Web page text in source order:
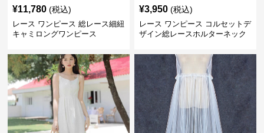
¥11,780 (税込)
レース ワンピース 総レース細紐
キャミロングワンピース
¥3,950 (税込)
レース ワンピース コルセットデ
ザイン総レースホルターネック